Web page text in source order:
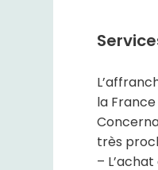
la
très
–